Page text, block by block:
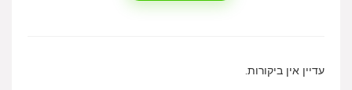
עדיין אין ביקורות.